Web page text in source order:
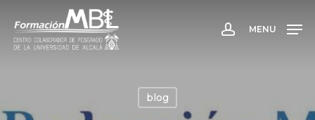
main
account
MENU
blog